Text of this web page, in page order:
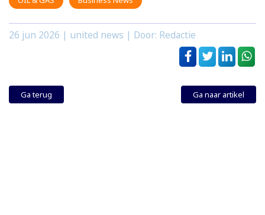
26 jun 2026 | united news | Door: Redactie
Ga terug Ga naar artikel